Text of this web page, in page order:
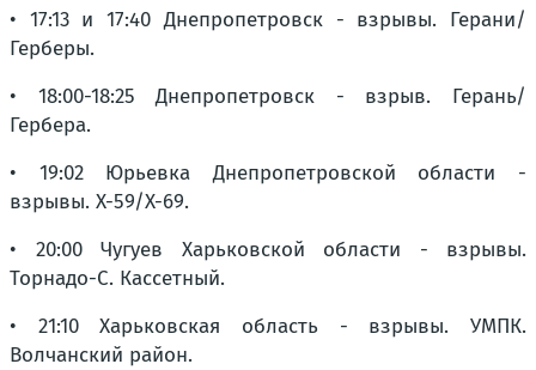
• 17:13 и 17:40 Днепропетровск - взрывы. Герани/
Герберы.
• 18:00-18:25 Днепропетровск - взрыв. Герань/
Гербера.
• 19:02 Юрьевка Днепропетровской области -
взрывы. Х-59/Х-69.
• 20:00 Чугуев Харьковской области - взрывы.
Торнадо-С. Кассетный.
• 21:10 Харьковская область - взрывы. УМПК.
Волчанский район.